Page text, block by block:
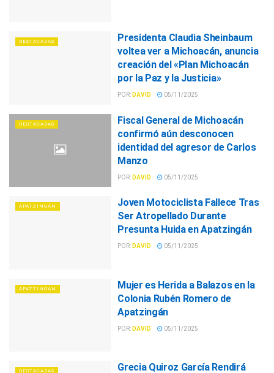
DESTACADAS
Presidenta Claudia Sheinbaum
voltea ver a Michoacán, anuncia
creación del «Plan Michoacán
por la Paz y la Justicia»
POR: DAVID 05/11/2025
DESTACADAS
Fiscal General de Michoacán
confirmó aún desconocen
identidad del agresor de Carlos
Manzo
POR: DAVID 05/11/2025
APATZINGÁN
Joven Motociclista Fallece Tras
Ser Atropellado Durante
Presunta Huida en Apatzingán
POR: DAVID 05/11/2025
APATZINGÁN
Mujer es Herida a Balazos en la
Colonia Rubén Romero de
Apatzingán
POR: DAVID 05/11/2025
DESTACADAS
Grecia Quiroz García Rendirá